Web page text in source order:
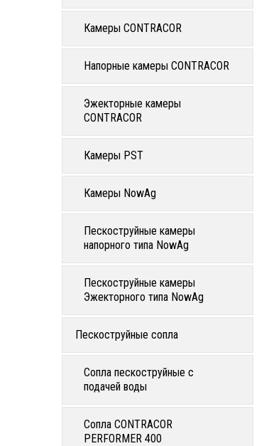
Камеры CONTRACOR
Напорные камеры CONTRACOR
Эжекторные камеры
CONTRACOR
Камеры PST
Камеры NowAg
Пескоструйные камеры
напорного типа NowAg
Пескоструйные камеры
Эжекторного типа NowAg
Пескоструйные сопла
Сопла пескоструйные с
подачей воды
Сопла CONTRACOR
PERFORMER 400